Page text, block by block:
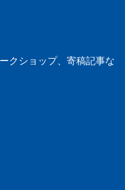
クショップ、寄稿記事な